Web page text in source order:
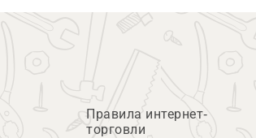
Правила интернет-
торговли